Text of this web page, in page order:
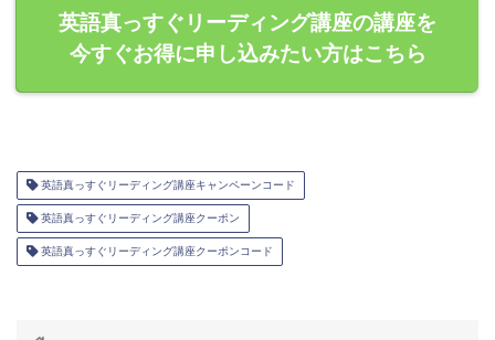
英語真っすぐリーディング講座の講座を
今すぐお得に申し込みたい方はこちら
英語真っすぐリーディング講座キャンペーンコード
英語真っすぐリーディング講座クーポン
英語真っすぐリーディング講座クーポンコード